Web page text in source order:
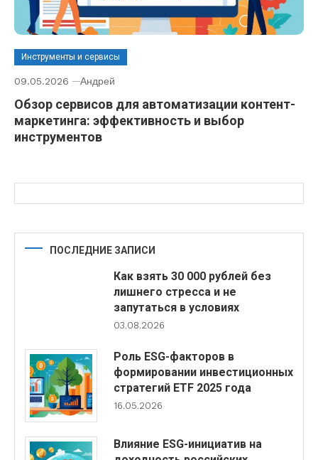
Инструменты и сервисы
09.05.2026 Андрей
Обзор сервисов для автоматизации контент-
маркетинга: эффективность и выбор
инструментов
ПОСЛЕДНИЕ ЗАПИСИ
Как взять 30 000 рублей без
лишнего стресса и не
запутаться в условиях
03.08.2026
Роль ESG-факторов в
формировании инвестиционных
стратегий ETF 2025 года
16.05.2026
Влияние ESG-инициатив на